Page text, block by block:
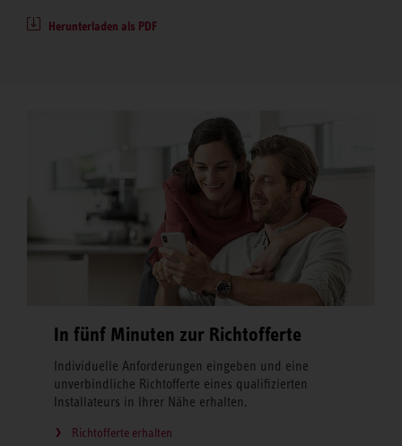
Herunterladen als PDF
In fünf Minuten zur Richtofferte
Individuelle Anforderungen eingeben und eine
unverbindliche Richtofferte eines qualifizierten
Installateurs in Ihrer Nähe erhalten.
Richtofferte erhalten